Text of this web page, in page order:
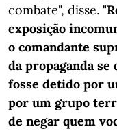
combate", disse.
exposição
o comandante
da propaganda
fosse detido por
por um grupo
de negar quem